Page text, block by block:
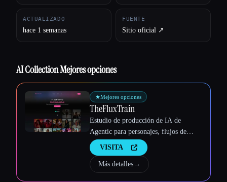
ACTUALIZADO
hace 1 semanas
FUENTE
Sitio oficial ↗︎
AI Collection Mejores opciones
★Mejores opciones
TheFluxTrain
Estudio de producción de IA de
Agentic para personajes, flujos de
trabajo y vídeos coherentes
VISITA
Más detalles→